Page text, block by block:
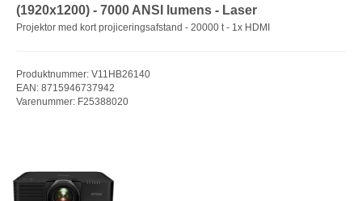
(1920x1200) - 7000 ANSI lumens - Laser
Projektor med kort projiceringsafstand - 20000 t - 1x HDMI
Produktnummer: V11HB26140
EAN: 8715946737942
Varenummer: F25388020